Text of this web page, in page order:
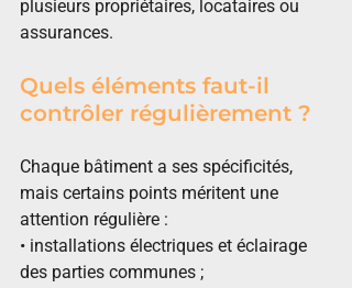
plusieurs propriétaires, locataires ou
assurances.
Quels éléments faut-il
contrôler régulièrement ?
Chaque bâtiment a ses spécificités,
mais certains points méritent une
attention régulière :
• installations électriques et éclairage
des parties communes ;